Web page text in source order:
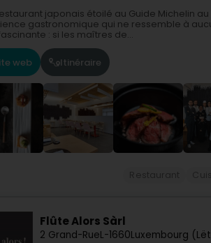
japonais étoilé au Guide Michelin
gastronomique qui ne ressemble à
: si les maîtres de...
web Itinéraire
Flûte Alors Sàrl
2 Grand-RueL-1660Luxembourg